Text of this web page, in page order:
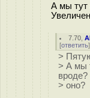
А мы тут
7.70 ,
[ответить]
>
> А мы
> оно?